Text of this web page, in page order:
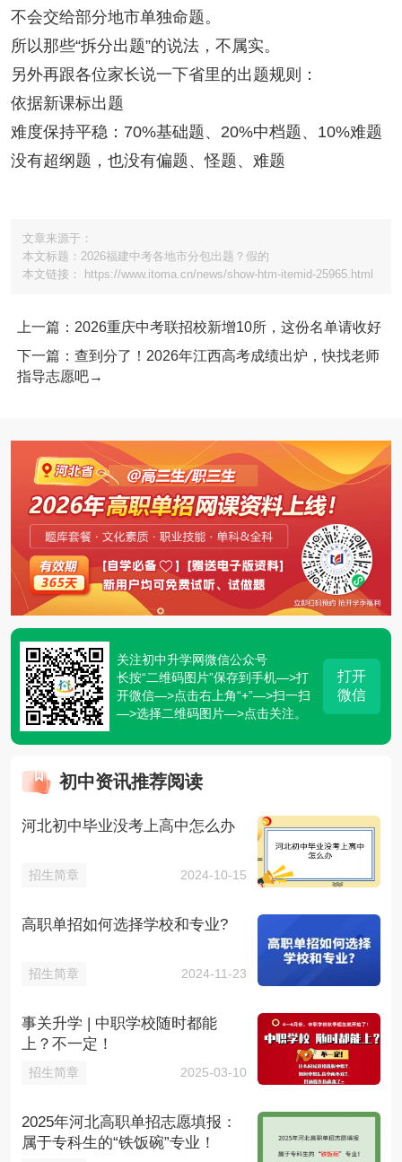
不会交给部分地市单独命题。
所以那些“拆分出题”的说法，不属实。
另外再跟各位家长说一下省里的出题规则：
依据新课标出题
难度保持平稳：70%基础题、20%中档题、10%难题
没有超纲题，也没有偏题、怪题、难题
文章来源于：
本文标题：2026福建中考各地市分包出题？假的
本文链接： https://www.itoma.cn/news/show-htm-itemid-25965.html
上一篇：2026重庆中考联招校新增10所，这份名单请收好
下一篇：查到分了！2026年江西高考成绩出炉，快找老师
指导志愿吧→
关注初中升学网微信公众号
长按“二维码图片”保存到手机—>打
开微信—>点击右上角“+”—>扫一扫
—>选择二维码图片—>点击关注。
打开
微信
初中资讯推荐阅读
河北初中毕业没考上高中怎么办
招生简章 2024-10-15
高职单招如何选择学校和专业?
招生简章 2024-11-23
事关升学 | 中职学校随时都能
上？不一定！
招生简章 2025-03-10
2025年河北高职单招志愿填报：
属于专科生的“铁饭碗”专业！